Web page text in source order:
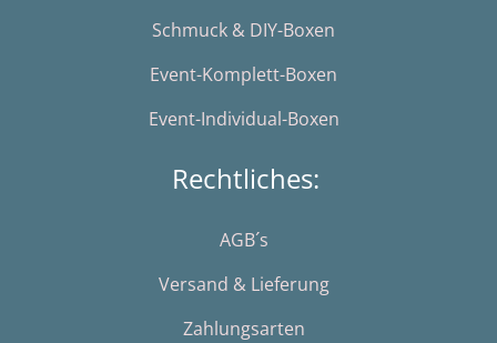
Schmuck & DIY-Boxen
Event-Komplett-Boxen
Event-Individual-Boxen
Rechtliches:
AGB´s
Versand & Lieferung
Zahlungsarten